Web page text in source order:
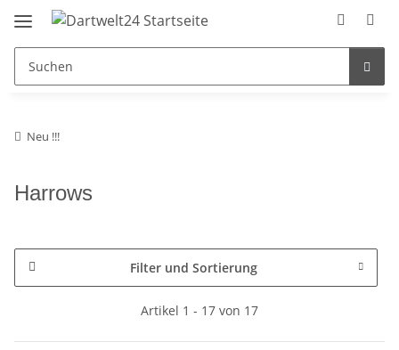
Neu !!!
Harrows
Filter und Sortierung
Artikel 1 - 17 von 17